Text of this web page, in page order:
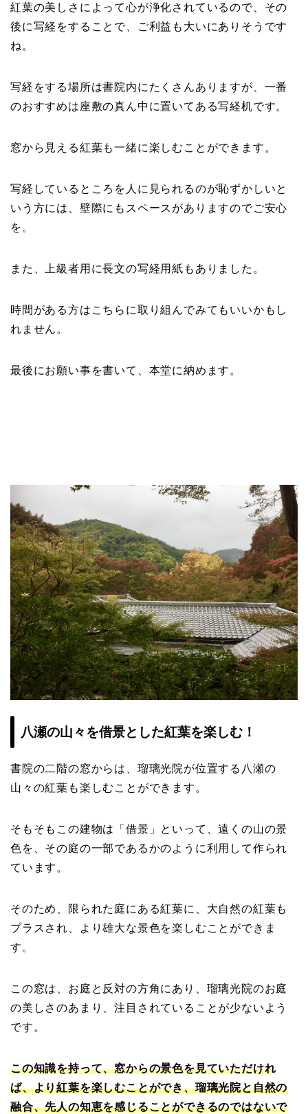
紅葉の美しさによって心が浄化されているので、その
後に写経をすることで、ご利益も大いにありそうです
ね。
写経をする場所は書院内にたくさんありますが、一番
のおすすめは座敷の真ん中に置いてある写経机です。
窓から見える紅葉も一緒に楽しむことができます。
写経しているところを人に見られるのが恥ずかしいと
いう方には、壁際にもスペースがありますのでご安心
を。
また、上級者用に長文の写経用紙もありました。
時間がある方はこちらに取り組んでみてもいいかもし
れません。
最後にお願い事を書いて、本堂に納めます。
八瀬の山々を借景とした紅葉を楽しむ！
書院の二階の窓からは、瑠璃光院が位置する八瀬の
山々の紅葉も楽しむことができます。
そもそもこの建物は「借景」といって、遠くの山の景
色を、その庭の一部であるかのように利用して作られ
ています。
そのため、限られた庭にある紅葉に、大自然の紅葉も
プラスされ、より雄大な景色を楽しむことができま
す。
この窓は、お庭と反対の方角にあり、瑠璃光院のお庭
の美しさのあまり、注目されていることが少ないよう
です。
この知識を持って、窓からの景色を見ていただけれ
ば、より紅葉を楽しむことができ、瑠璃光院と自然の
融合、先人の知恵を感じることができるのではないで